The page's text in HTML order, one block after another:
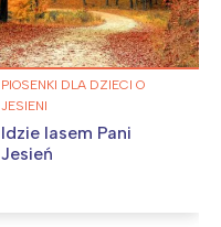
PIOSENKI DLA DZIECI O
JESIENI
Idzie lasem Pani
Jesień